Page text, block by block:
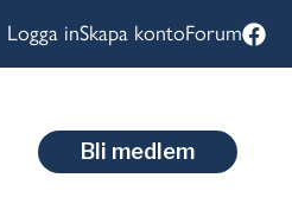
Logga inSkapa kontoForum
Bli medlem